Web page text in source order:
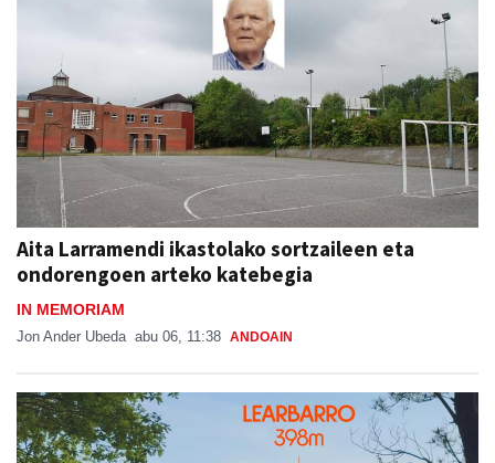
Aita Larramendi ikastolako sortzaileen eta
ondorengoen arteko katebegia
IN MEMORIAM
Jon Ander Ubeda abu 06, 11:38 ANDOAIN